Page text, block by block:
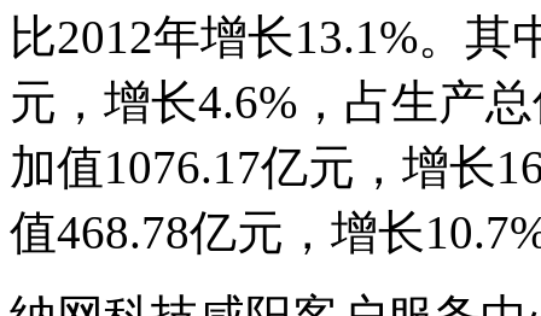
比2012年增长13.1%。
元，增长4.6%，占生产
加值1076.17亿元，增长
值468.78亿元，增长